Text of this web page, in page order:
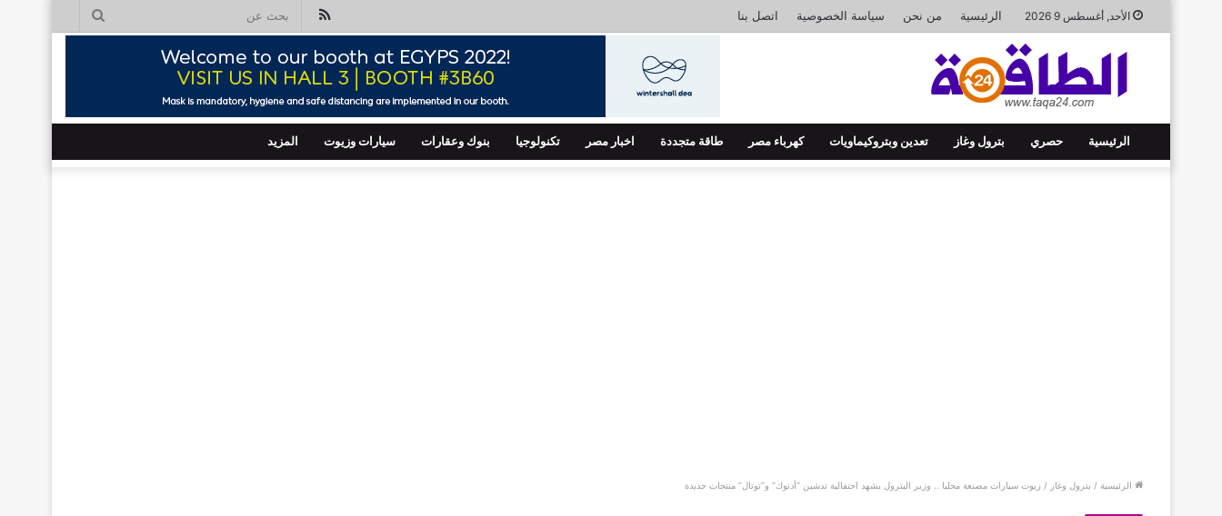
الأحد, أغسطس 9 2026 الرئيسية من نحن سياسة الخصوصية اتصل بنا
بحث
ملخص
الموقع
RSS
الرئيسية حصري بترول وغاز تعدين وبتروكيماويات كهرباء مصر طاقة متجددة اخبار مصر تكنولوجيا بنوك وعقارات سيارات وزيوت المزيد
الرئيسية / بترول وغاز / زيوت سيارات مصنعة محليا .. وزير البترول يشهد احتفالية تدشين “أدنوك” و”توتال” منتجات جديدة